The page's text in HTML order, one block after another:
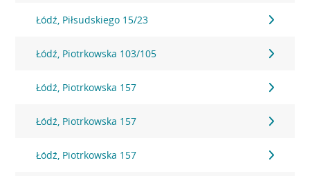
Łódź, Piłsudskiego 15/23
Łódź, Piotrkowska 103/105
Łódź, Piotrkowska 157
Łódź, Piotrkowska 157
Łódź, Piotrkowska 157